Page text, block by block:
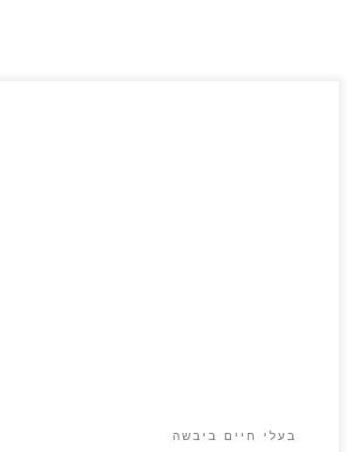
בעלי חיים ביבשה